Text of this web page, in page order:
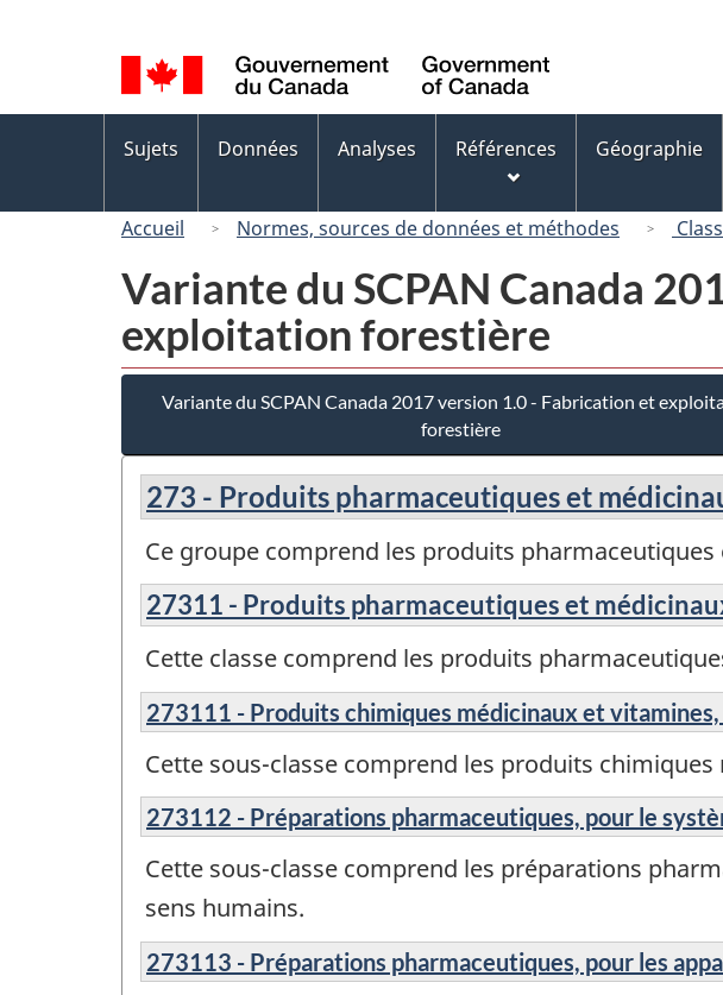
de
la
langue
Canada
des
Sujets Données Analyses Références Géographie
Accueil Normes, sources de données et méthodes
Variante du SCPAN Canada
exploitation forestière
Variante du SCPAN Canada 2017 version 1.0 - Fabrication et
forestière
273 - Produits pharmaceutiques et
Ce groupe comprend les produits pharmaceutiques
27311 - Produits pharmaceutiques et
Cette classe comprend les produits
273111 - Produits chimiques médicinaux et vitamines,
Cette sous-classe comprend les produits
273112 - Préparations pharmaceutiques, pour le
Cette sous-classe comprend les préparations
sens humains.
273113 - Préparations pharmaceutiques, pour les